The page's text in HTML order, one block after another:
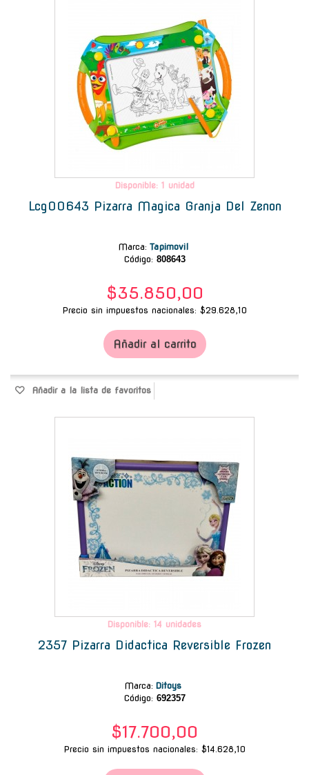
Disponible: 1 unidad
Lcg00643 Pizarra Magica Granja Del Zenon
Marca: Tapimovil
Código: 808643
$35.850,00
Precio sin impuestos nacionales: $29.628,10
Añadir al carrito
Añadir a la lista de favoritos
Disponible: 14 unidades
2357 Pizarra Didactica Reversible Frozen
Marca: Ditoys
Código: 692357
$17.700,00
Precio sin impuestos nacionales: $14.628,10